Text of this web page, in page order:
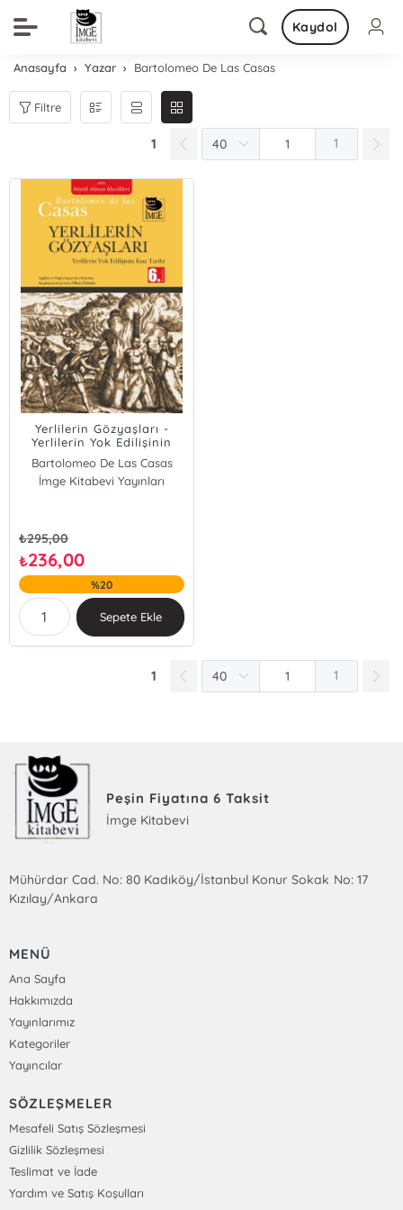
Kaydol
Anasayfa Yazar Bartolomeo De Las Casas
Filtre
1 1
Yerlilerin Gözyaşları -
Yerlilerin Yok Edilişinin
Bartolomeo De Las Casas
İmge Kitabevi Yayınları
₺295,00
₺236,00
%20
Sepete Ekle
1 1
Peşin Fiyatına 6 Taksit
İmge Kitabevi
Mühürdar Cad. No: 80 Kadıköy/İstanbul Konur Sokak No: 17
Kızılay/Ankara
MENÜ
Ana Sayfa
Hakkımızda
Yayınlarımız
Kategoriler
Yayıncılar
SÖZLEŞMELER
Mesafeli Satış Sözleşmesi
Gizlilik Sözleşmesi
Teslimat ve İade
Yardım ve Satış Koşulları